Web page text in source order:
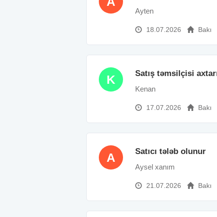
Ayten
18.07.2026 Bakı
K Satış təmsilçisi
Kenan
17.07.2026 Bakı
A Satıcı tələb olunur
Aysel xanım
21.07.2026 Bakı